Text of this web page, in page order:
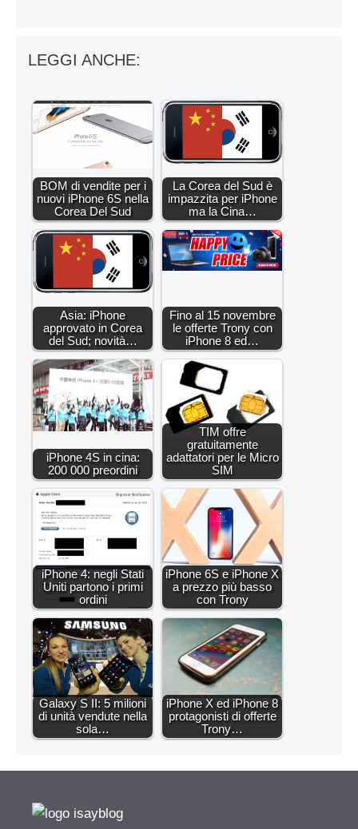
LEGGI ANCHE:
BOM di vendite per i
nuovi iPhone 6S nella
Corea Del Sud
La Corea del Sud è
impazzita per iPhone
ma la Cina…
Asia: iPhone
approvato in Corea
del Sud; novità…
Fino al 15 novembre
le offerte Trony con
iPhone 8 ed…
iPhone 4S in cina:
200 000 preordini
TIM offre
gratuitamente
adattatori per le Micro
SIM
iPhone 4: negli Stati
Uniti partono i primi
ordini
iPhone 6S e iPhone X
a prezzo più basso
con Trony
Galaxy S II: 5 milioni
di unità vendute nella
sola…
iPhone X ed iPhone 8
protagonisti di offerte
Trony…